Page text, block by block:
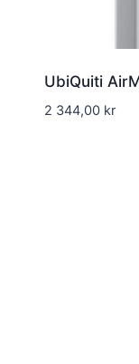
UbiQuiti
2 344,00 kr